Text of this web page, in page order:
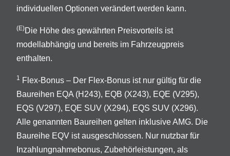
individuellen Optionen verändert werden kann.
(E)Die Höhe des gewährten Preisvorteils ist
modellabhängig und bereits im Fahrzeugpreis
enthalten.
1 Flex-Bonus – Der Flex-Bonus ist nur gültig für die
Baureihen EQA (H243), EQB (X243), EQE (V295),
EQS (V297), EQE SUV (X294), EQS SUV (X296).
Alle genannten Baureihen gelten inklusive AMG. Die
Baureihe EQV ist ausgeschlossen. Nur nutzbar für
Inzahlungnahmebonus, Zubehörleistungen, als